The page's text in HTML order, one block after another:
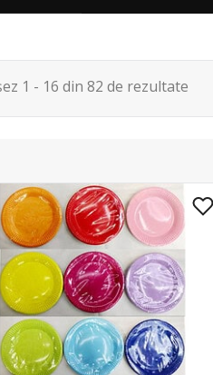
1 - 16 din 82 de rezultate